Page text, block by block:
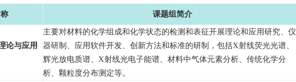
课题组简介
论与应用
主要对材料的化学组成和化学状态的检测和表征开展理论和应用研究、仪
器研制、应用软件开发、创新方法和标准的研制，包括X射线荧光光谱、
辉光放电质谱、X射线光电子能谱、材料中气体元素分析、传统化学分
析、颗粒度分布测定等。